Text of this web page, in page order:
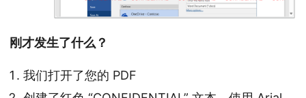
刚才发生了什么？
我们打开了您的 PDF